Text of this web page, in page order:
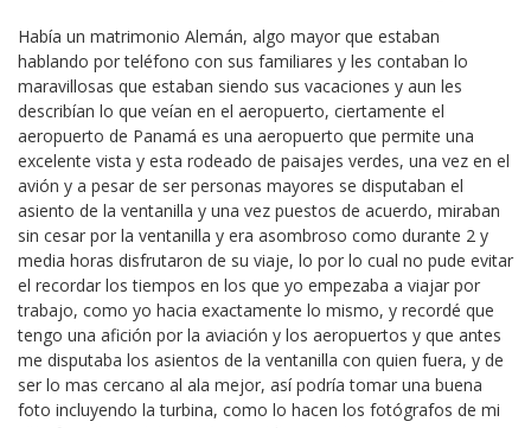
Había un matrimonio Alemán, algo mayor que estaban
hablando por teléfono con sus familiares y les contaban lo
maravillosas que estaban siendo sus vacaciones y aun les
describían lo que veían en el aeropuerto, ciertamente el
aeropuerto de Panamá es una aeropuerto que permite una
excelente vista y esta rodeado de paisajes verdes, una vez en el
avión y a pesar de ser personas mayores se disputaban el
asiento de la ventanilla y una vez puestos de acuerdo, miraban
sin cesar por la ventanilla y era asombroso como durante 2 y
media horas disfrutaron de su viaje, lo por lo cual no pude evitar
el recordar los tiempos en los que yo empezaba a viajar por
trabajo, como yo hacia exactamente lo mismo, y recordé que
tengo una afición por la aviación y los aeropuertos y que antes
me disputaba los asientos de la ventanilla con quien fuera, y de
ser lo mas cercano al ala mejor, así podría tomar una buena
foto incluyendo la turbina, como lo hacen los fotógrafos de mi